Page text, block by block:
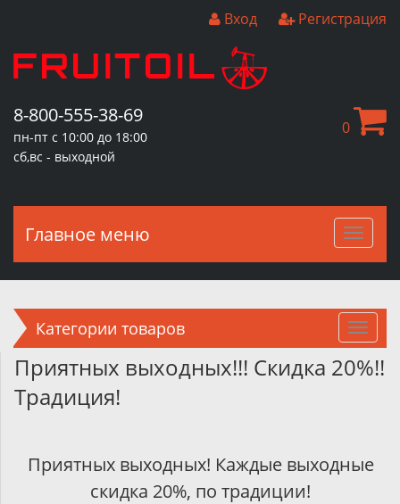
Вход Регистрация
8-800-555-38-69
пн-пт с 10:00 до 18:00
сб,вс - выходной
0
Главное меню
Категории товаров
Приятных выходных!!! Скидка 20%!!
Традиция!
Приятных выходных! Каждые выходные
скидка 20%, по традиции!